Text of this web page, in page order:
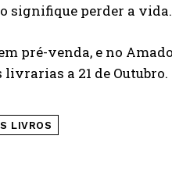
signifique perder a
pré-venda, e no
a 21 de Outubro.
LIVROS